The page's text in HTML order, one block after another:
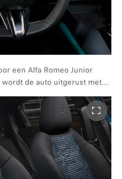
een Alfa Romeo Junior
wordt de auto uitgerust met
stijlvolle combinatie van
dynamische en moderne